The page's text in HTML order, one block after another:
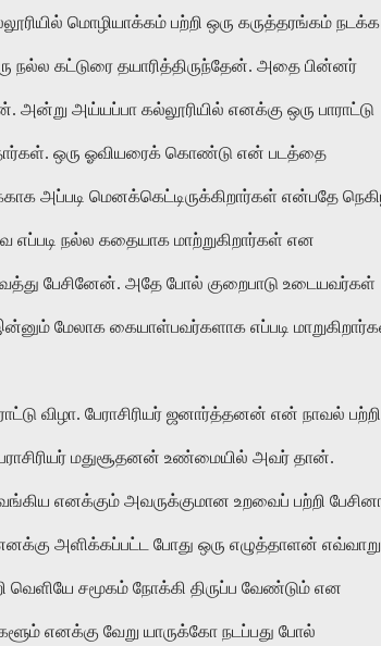
மொழியாக்கம் பற்றி ஒரு கருத்தரங்கம் நடக்க
கட்டுரை தயாரித்திருந்தேன். அதை பின்னர்
அன்று அய்யப்பா கல்லூரியில் எனக்கு ஒரு பாராட்டு
ஒரு ஓவியரைக் கொண்டு என் படத்தை
அப்படி மெனக்கெட்டிருக்கிறார்கள் என்பதே
நல்ல கதையாக மாற்றுகிறார்கள் என
பேசினேன். அதே போல் குறைபாடு உடையவர்கள்
மேலாக கையாள்பவர்களாக எப்படி
விழா. பேராசிரியர் ஜனார்த்தனன் என் நாவல் பற்றி
மதுசூதனன் உண்மையில் அவர் தான்.
எனக்கும் அவருக்குமான உறவைப் பற்றி
அளிக்கப்பட்ட போது ஒரு எழுத்தாளன் எவ்வாறு
சமூகம் நோக்கி திருப்ப வேண்டும் என
எனக்கு வேறு யாருக்கோ நடப்பது போல்